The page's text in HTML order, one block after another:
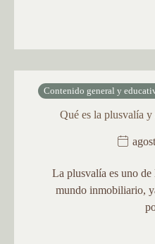
Contenido general y
Qué es la plusvalía
La plusvalía es uno de
mundo inmobiliario,